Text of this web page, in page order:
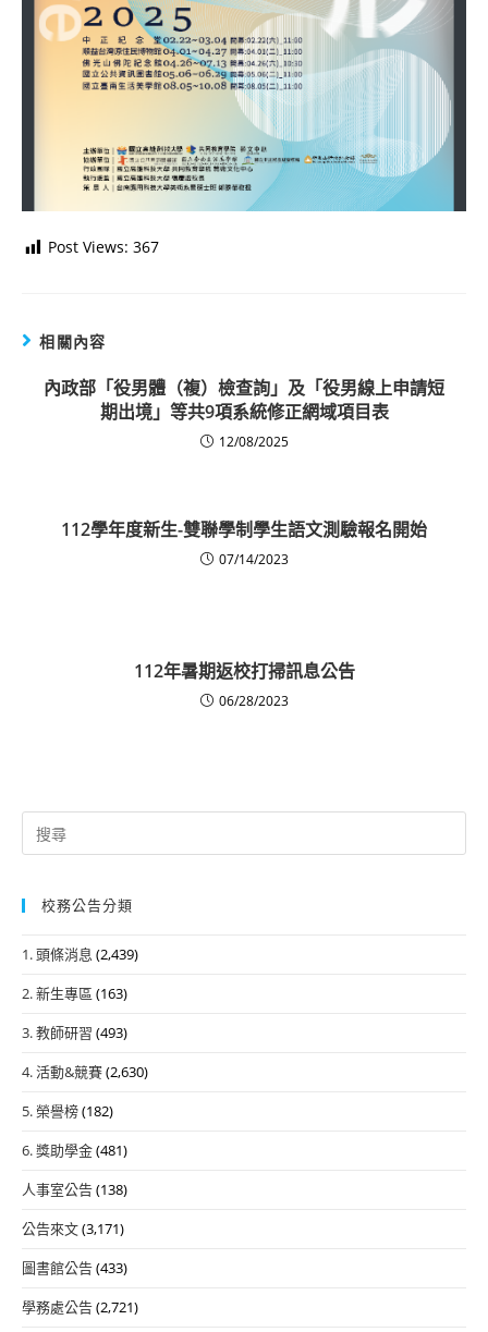
Post Views: 367
相關內容
內政部「役男體（複）檢查詢」及「役男線上申請短
期出境」等共9項系統修正網域項目表
12/08/2025
112學年度新生-雙聯學制學生語文測驗報名開始
07/14/2023
112年暑期返校打掃訊息公告
06/28/2023
Search
for:
校務公告分類
1. 頭條消息 (2,439)
2. 新生專區 (163)
3. 教師研習 (493)
4. 活動&競賽(2,630)
5. 榮譽榜(182)
6. 獎助學金(481)
人事室公告(138)
公告來文(3,171)
圖書館公告(433)
學務處公告(2,721)